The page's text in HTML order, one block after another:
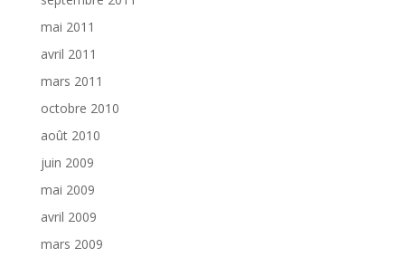
mai 2011
avril 2011
mars 2011
octobre 2010
août 2010
juin 2009
mai 2009
avril 2009
mars 2009